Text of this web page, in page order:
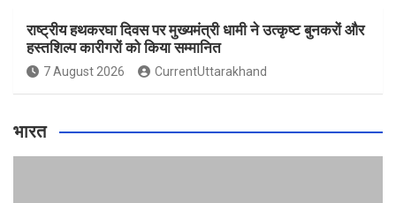
राष्ट्रीय हथकरघा दिवस पर मुख्यमंत्री धामी ने उत्कृष्ट बुनकरों और
हस्तशिल्प कारीगरों को किया सम्मानित
7 August 2026 CurrentUttarakhand
भारत